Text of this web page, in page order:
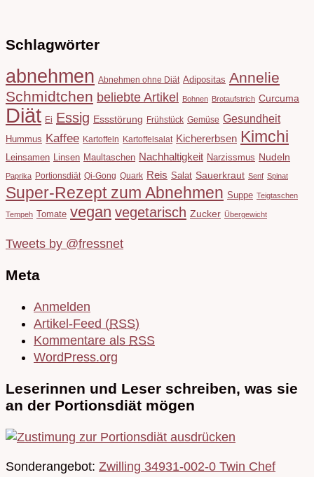
Schlagwörter
abnehmen Abnehmen ohne Diät Adipositas Annelie
Schmidtchen beliebte Artikel Bohnen Brotaufstrich Curcuma
Diät Ei Essig Essstörung Frühstück Gemüse Gesundheit
Hummus Kaffee Kartoffeln Kartoffelsalat Kichererbsen Kimchi
Leinsamen Linsen Maultaschen Nachhaltigkeit Narzissmus Nudeln
Paprika Portionsdiät Qi-Gong Quark Reis Salat Sauerkraut Senf Spinat
Super-Rezept zum Abnehmen Suppe Teigtaschen
Tempeh Tomate vegan vegetarisch Zucker Übergewicht
Tweets by @fressnet
Meta
Anmelden
Artikel-Feed (RSS)
Kommentare als RSS
WordPress.org
Leserinnen und Leser schreiben, was sie
an der Portionsdiät mögen
Sonderangebot: Zwilling 34931-002-0 Twin Chef